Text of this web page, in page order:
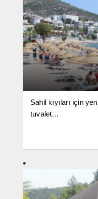
Sahil kıyıları için
tuvalet…